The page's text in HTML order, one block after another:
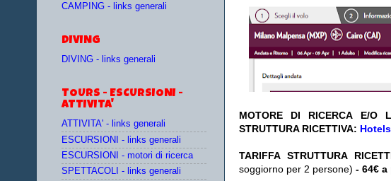
MOTORE DI RICERCA E/O
STRUTTURA RICETTIVA:
TARIFFA STRUTTURA
soggiorno per 2 persone) - 64€
CAMPING - links generali
DIVING
DIVING - links generali
TOURS - ESCURSIONI -
ATTIVITA'
ATTIVITA' - links generali
ESCURSIONI - links generali
ESCURSIONI - motori di ricerca
SPETTACOLI - links generali